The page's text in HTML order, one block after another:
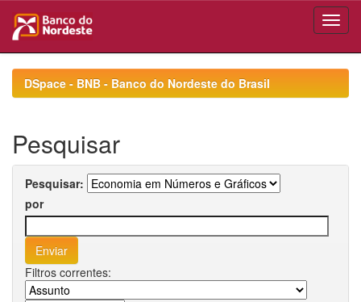
navigationDSpace - BNB - Banco do Nordeste do Brasil
Pesquisar
Pesquisar:
por
Filtros correntes: